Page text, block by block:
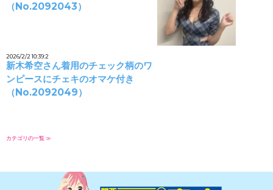
（No.2092043）
2026/2/2 10:39:2
新木希空さん着用のチェック柄のワ
ンピースにチェキのオマケ付き
（No.2092049）
カテゴリの一覧 ≫